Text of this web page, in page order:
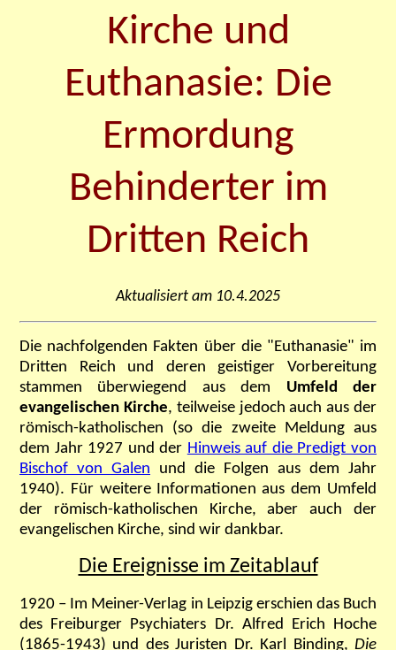
Kirche und
Euthanasie: Die
Ermordung
Behinderter im
Dritten Reich
Aktualisiert am 10.4.2025
Die nachfolgenden Fakten über die "Euthanasie" im
Dritten Reich und deren geistiger Vorbereitung
stammen überwiegend aus dem Umfeld der
evangelischen Kirche, teilweise jedoch auch aus der
römisch-katholischen (so die zweite Meldung aus
dem Jahr 1927 und der Hinweis auf die Predigt von
Bischof von Galen und die Folgen aus dem Jahr
1940). Für weitere Informationen aus dem Umfeld
der römisch-katholischen Kirche, aber auch der
evangelischen Kirche, sind wir dankbar.
Die Ereignisse im Zeitablauf
1920 – Im Meiner-Verlag in Leipzig erschien das Buch
des Freiburger Psychiaters Dr. Alfred Erich Hoche
(1865-1943) und des Juristen Dr. Karl Binding, Die